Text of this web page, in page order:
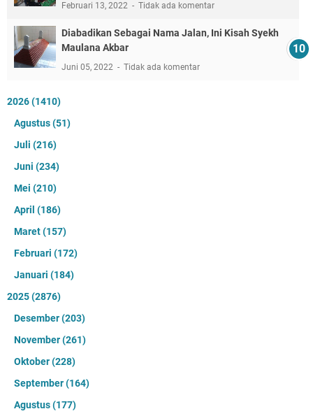
Februari 13, 2022 Tidak ada komentar
Diabadikan Sebagai Nama Jalan, Ini Kisah Syekh
Maulana Akbar
Juni 05, 2022 Tidak ada komentar
2026(1410)
Agustus(51)
Juli (216)
Juni (234)
Mei (210)
April (186)
Maret(157)
Februari (172)
Januari (184)
2025(2876)
Desember(203)
November(261)
Oktober(228)
September(164)
Agustus(177)